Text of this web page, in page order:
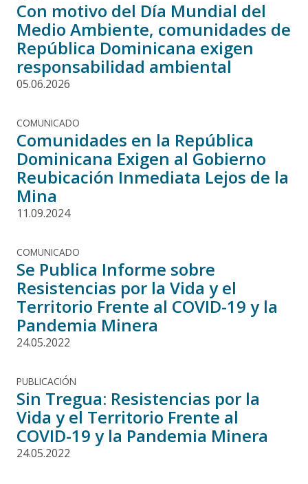
Con motivo del Día Mundial del
Medio Ambiente, comunidades de
República Dominicana exigen
responsabilidad ambiental
05.06.2026
COMUNICADO
Comunidades en la República
Dominicana Exigen al Gobierno
Reubicación Inmediata Lejos de la
Mina
11.09.2024
COMUNICADO
Se Publica Informe sobre
Resistencias por la Vida y el
Territorio Frente al COVID-19 y la
Pandemia Minera
24.05.2022
PUBLICACIÓN
Sin Tregua: Resistencias por la
Vida y el Territorio Frente al
COVID-19 y la Pandemia Minera
24.05.2022